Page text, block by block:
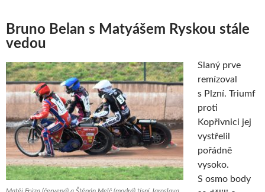
Bruno Belan s Matyášem Ryskou stále
vedou
Slaný prve
remízoval
s Plzní. Triumf
proti
Kopřivnici jej
vystřelil
pořádně
vysoko.
S osmo body